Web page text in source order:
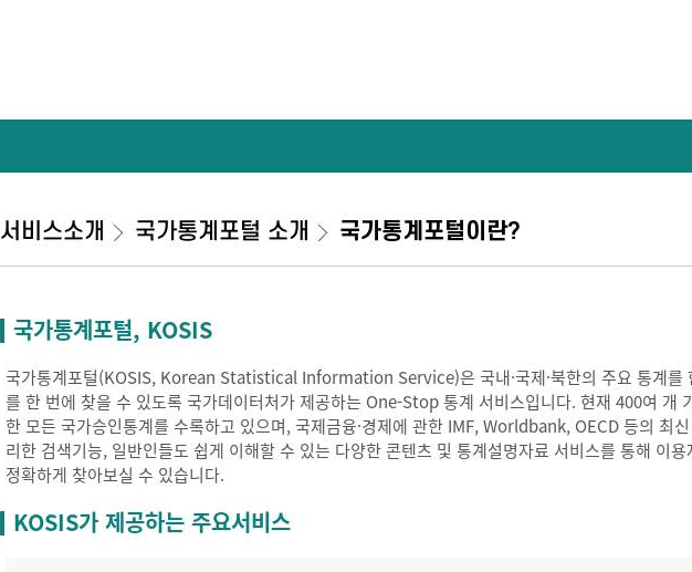
서비스소개 국가통계포털 소개 국가통계포털이란?
국가통계포털, KOSIS
국가통계포털(KOSIS, Korean Statistical Information Service)은 국내·국제·북한의 주요 통계를
를 한 번에 찾을 수 있도록 국가데이터처가 제공하는 One-Stop 통계 서비스입니다. 현재 400여 개
한 모든 국가승인통계를 수록하고 있으며, 국제금융·경제에 관한 IMF, Worldbank, OECD 등의 최
리한 검색기능, 일반인들도 쉽게 이해할 수 있는 다양한 콘텐츠 및 통계설명자료 서비스를 통해 이
정확하게 찾아보실 수 있습니다.
KOSIS가 제공하는 주요서비스